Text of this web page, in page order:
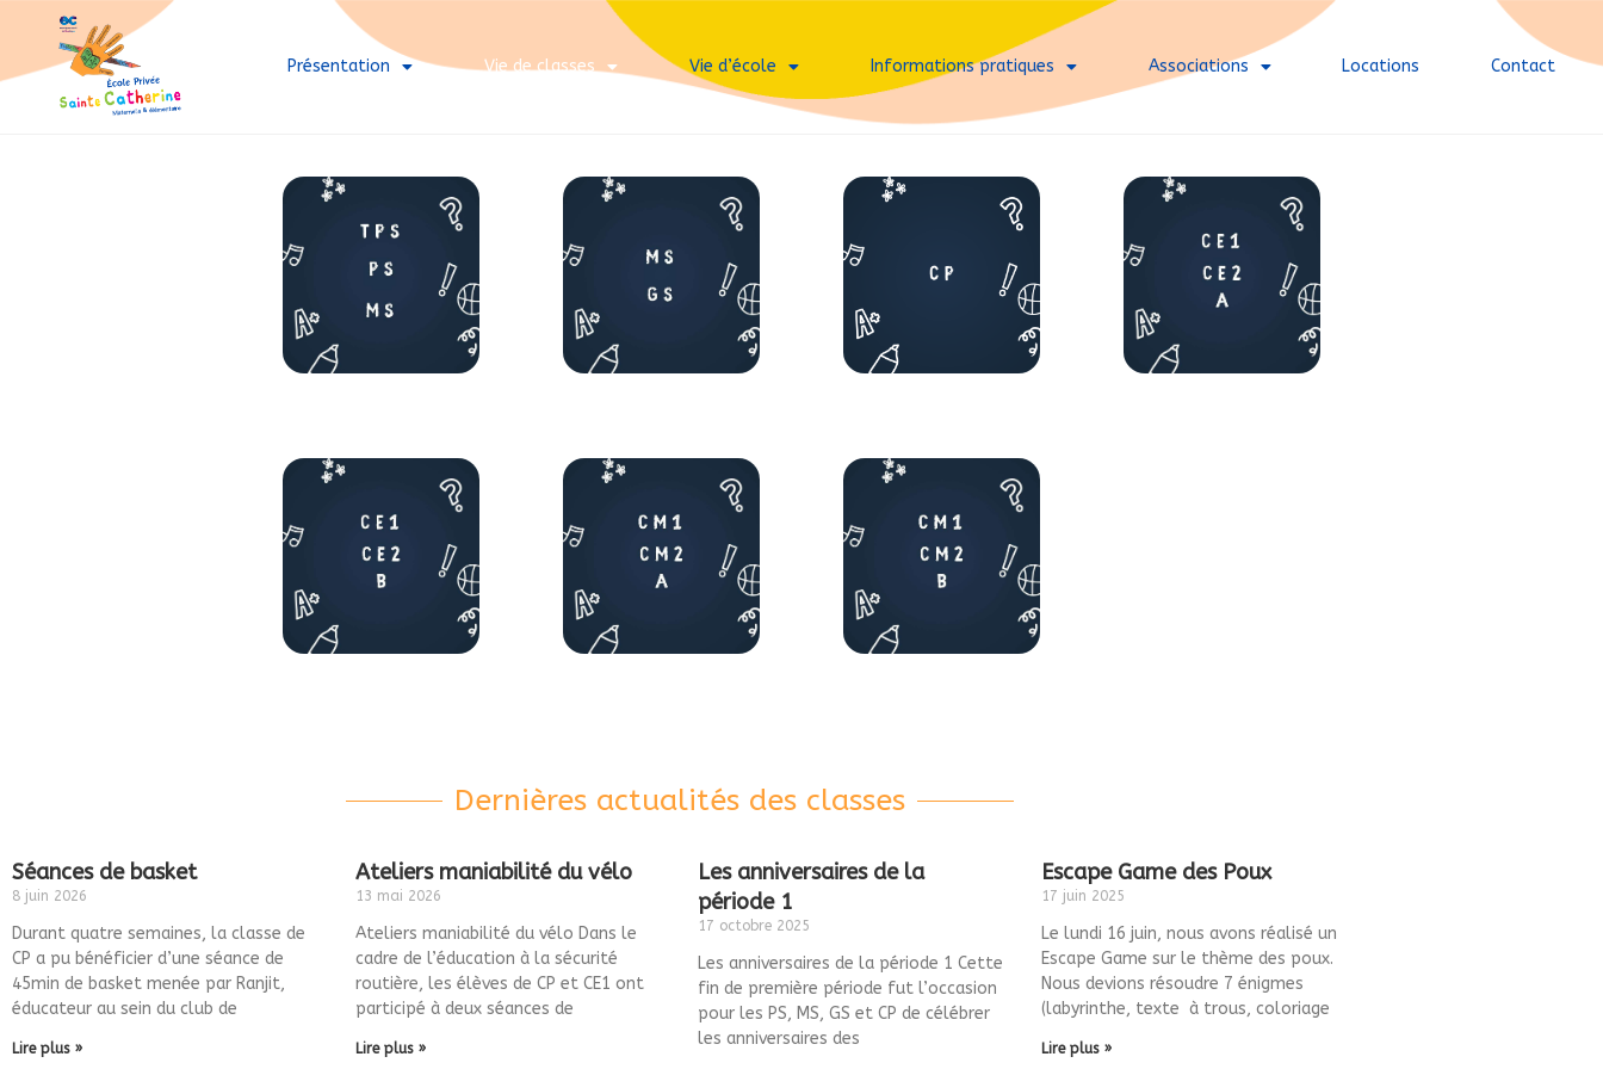
Présentation Vie de classes Vie d’école Informations pratiques Associations Locations Contact
Dernières actualités des classes
Séances de basket
8 juin 2026
Durant quatre semaines, la classe de
CP a pu bénéficier d’une séance de
45min de basket menée par Ranjit,
éducateur au sein du club de
Lire plus »
Ateliers maniabilité du vélo
13 mai 2026
Ateliers maniabilité du vélo Dans le
cadre de l’éducation à la sécurité
routière, les élèves de CP et CE1 ont
participé à deux séances de
Lire plus »
Les anniversaires de la
période 1
17 octobre 2025
Les anniversaires de la période 1 Cette
fin de première période fut l’occasion
pour les PS, MS, GS et CP de célébrer
les anniversaires des
Escape Game des Poux
17 juin 2025
Le lundi 16 juin, nous avons réalisé un
Escape Game sur le thème des poux.
Nous devions résoudre 7 énigmes
(labyrinthe, texte à trous, coloriage
Lire plus »